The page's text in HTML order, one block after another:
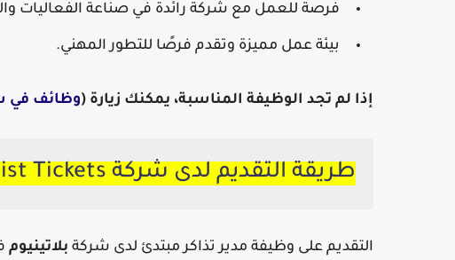
فرصة للعمل مع شركة رائدة في صناعة الفعاليات
بيئة عمل مميزة وتقدم فرصًا للتطور المهني.
إذا لم تجد الوظيفة المناسبة، يمكنك زيارة (وظائف في
طريقة التقديم لدى شركة Platinumlist Tickets:
التقديم على وظيفة مدير تذاكر مبتدئ لدى شركة بلاتينيوم